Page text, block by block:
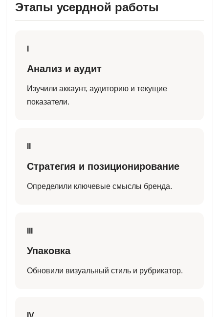
Этапы усердной работы
Анализ и аудит
Изучили аккаунт, аудиторию и текущие
показатели.
Стратегия и позиционирование
Определили ключевые смыслы бренда.
Упаковка
Обновили визуальный стиль и рубрикатор.
IV